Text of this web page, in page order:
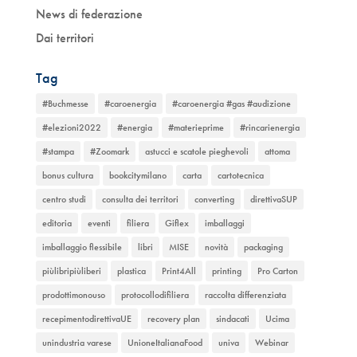
News di federazione
Dai territori
Tag
#Buchmesse #caroenergia
#caroenergia #gas #audizione
#elezioni2022
#energia #materieprime
#rincarienergia
#stampa
#Zoomark astucci e scatole pieghevoli
attoma
bonus cultura
bookcitymilano carta
cartotecnica
centro studi
consulta dei territori converting
direttivaSUP
editoria
eventi filiera Giflex
imballaggi
imballaggio flessibile
libri MISE novità
packaging
piùlibripiùliberi
plastica Print4All printing
Pro Carton
prodottimonouso
protocollodifiliera
raccolta differenziata
recepimentodirettivaUE
recovery plan sindacati
Ucima
unindustria varese
UnioneItalianaFood univa Webinar